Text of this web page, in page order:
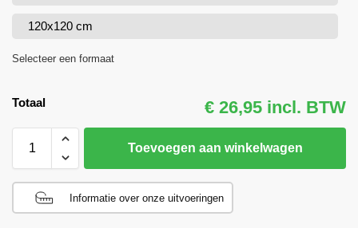
120x120 cm
Selecteer een formaat
Totaal € 26,95 incl. BTW
Toevoegen aan winkelwagen
Informatie over onze uitvoeringen